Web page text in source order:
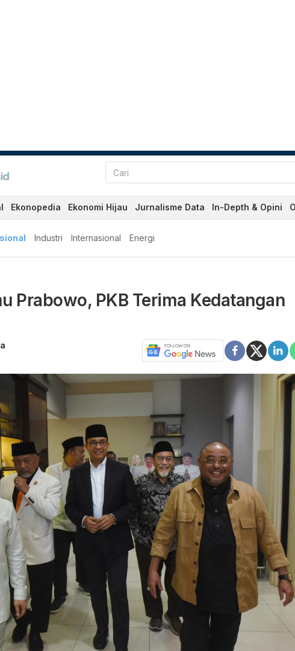
Ekonopedia Ekonomi Hijau Jurnalisme Data In-Depth & Opini
Industri Internasional Energi
Prabowo, PKB Terima Kedatangan